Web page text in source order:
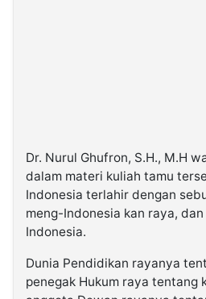
Dr. Nurul Ghufron, S.H., M.H
dalam materi kuliah tamu
Indonesia terlahir dengan
meng-Indonesia kan raya,
Indonesia.
Dunia Pendidikan rayanya
penegak Hukum raya tentang